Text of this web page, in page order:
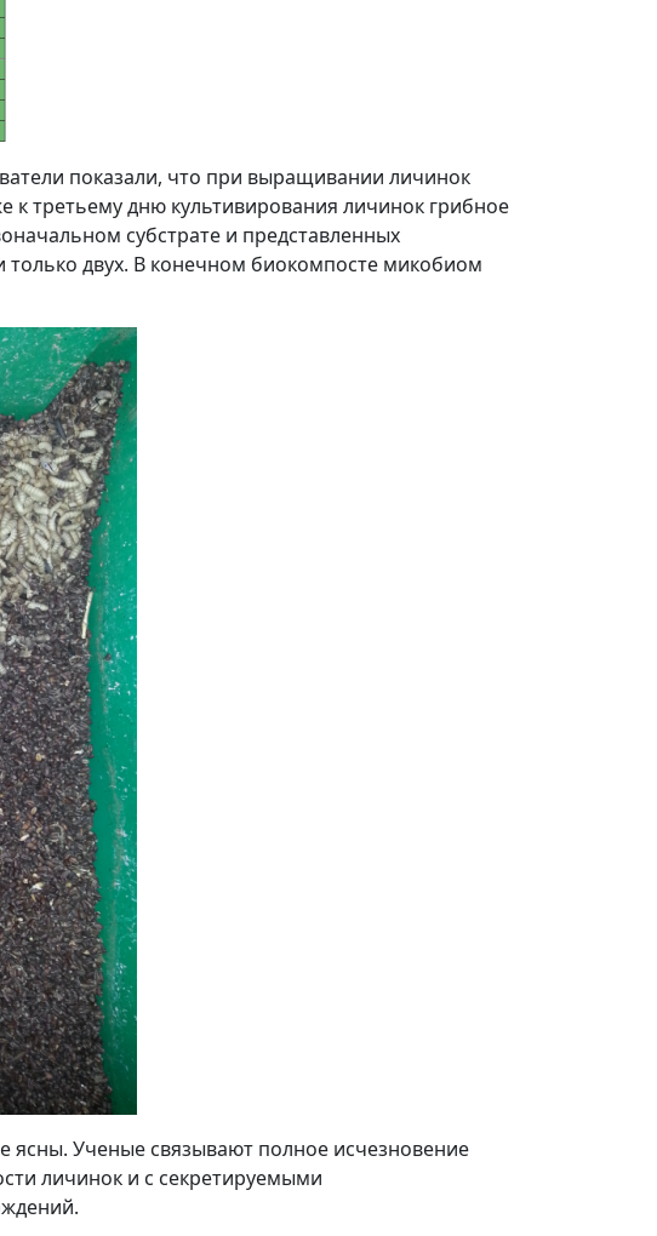
показали, что при выращивании личинок
третьему дню культивирования личинок грибное
субстрате и представленных
двух. В конечном биокомпосте микобиом
ясны. Ученые связывают полное исчезновение
личинок и с секретируемыми